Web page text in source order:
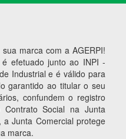
marca com a AGERPI!
efetuado junto ao INPI -
Industrial e é válido para
garantido ao titular o seu
confundem o registro
Social na Junta
a Junta Comercial protege
marca.